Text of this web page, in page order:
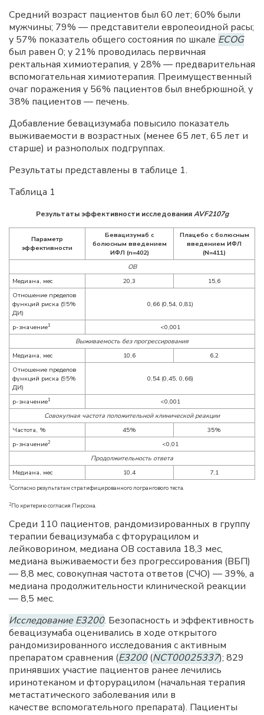
Средний возраст пациентов был 60 лет; 60% были
мужчины; 79% — представители европеоидной расы;
у 57% показатель общего состояния по шкале ECOG
был равен 0; у 21% проводилась первичная
ректальная химиотерапия, у 28% — предварительная
вспомогательная химиотерапия. Преимущественный
очаг поражения у 56% пациентов был внебрюшной, у
38% пациентов — печень.
Добавление бевацизумаба повысило показатель
выживаемости в возрастных (менее 65 лет, 65 лет и
старше) и разнополых подгруппах.
Результаты представлены в таблице 1.
Таблица 1
Результаты эффективности исследованияAVF2107g
Параметр
эффективности
Бевацизумаб с
болюсным введением
ИФЛ (n=402)
Плацебо с болюсным
введением ИФЛ
(N=411)
ОВ
Медиана, мес
20,3
15,6
Отношение пределов
функций риска (95%
ДИ)
0,66 (0,54, 0,81)
p-значение1
<0,001
Выживаемость без прогрессирования
Медиана, мес
10,6
6,2
Отношение пределов
функций риска (95%
ДИ)
0,54 (0,45, 0,66)
p-значение1
<0,001
Совокупная частота положительной клинической реакции
Частота, %
45%
35%
p-значение2
<0,01
Продолжительность ответа
Медиана, мес
10,4 7,1
1Согласно результатам стратифицированного логрангового теста.
2 По критерию согласия Пирсона.
Среди 110 пациентов, рандомизированных в группу
терапии бевацизумаба с фторурацилом и
лейковорином, медиана ОВ составила 18,3 мес,
медиана выживаемости без прогрессирования (ВБП)
— 8,8 мес, совокупная частота ответов (СЧО) — 39%, а
медиана продолжительности клинической реакции
— 8,5 мес.
Исследование E3200. Безопасность и эффективность
бевацизумаба оценивались в ходе открытого
рандомизированного исследования с активным
препаратом сравнения (E3200(NCT00025337); 829
принявших участие пациентов ранее лечились
иринотеканом и фторурацилом (начальная терапия
метастатического заболевания или в
качестве вспомогательного препарата). Пациенты